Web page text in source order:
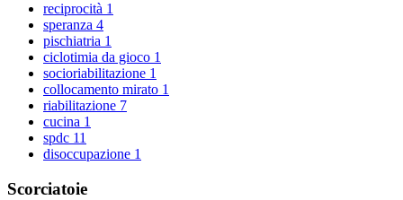
reciprocità 1
speranza 4
pischiatria 1
ciclotimia da gioco 1
socioriabilitazione 1
collocamento mirato 1
riabilitazione 7
cucina 1
spdc 11
disoccupazione 1
Scorciatoie